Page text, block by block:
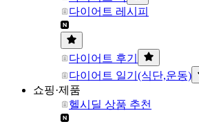
다이어트 레시피
다이어트 후기
다이어트 일기(식단,운동)
쇼핑·제품
헬시딜 상품 추천